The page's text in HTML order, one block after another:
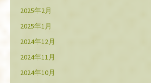
2025年2月
2025年1月
2024年12月
2024年11月
2024年10月